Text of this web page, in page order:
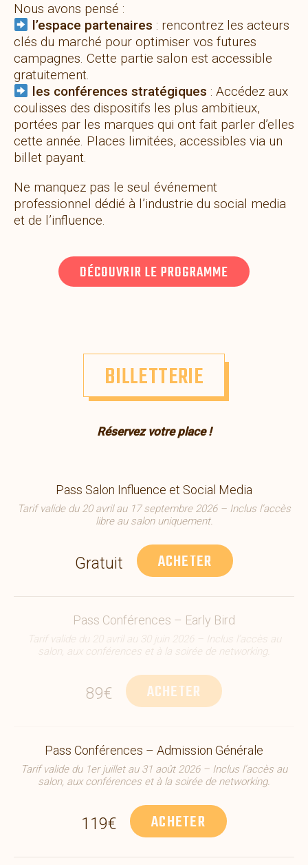
Nous avons pensé :
l’espace partenaires : rencontrez les acteurs
clés du marché pour optimiser vos futures
campagnes. Cette partie salon est accessible
gratuitement.
les conférences stratégiques : Accédez aux
coulisses des dispositifs les plus ambitieux,
portées par les marques qui ont fait parler d’elles
cette année. Places limitées, accessibles via un
billet payant.
Ne manquez pas le seul événement
professionnel dédié à l’industrie du social media
et de l’influence.
DÉCOUVRIR LE PROGRAMME
BILLETTERIE
Réservez votre place !
Pass Salon Influence et Social Media
Tarif valide du 20 avril au 17 septembre 2026 – Inclus l’accès
libre au salon uniquement.
Gratuit ACHETER
Pass Conférences – Early Bird
Tarif valide du 20 avril au 30 juin 2026 – Inclus l’accès au
salon, aux conférences et à la soirée de networking.
89€ ACHETER
Pass Conférences – Admission Générale
Tarif valide du 1er juillet au 31 août 2026 – Inclus l’accès au
salon, aux conférences et à la soirée de networking.
119€ ACHETER